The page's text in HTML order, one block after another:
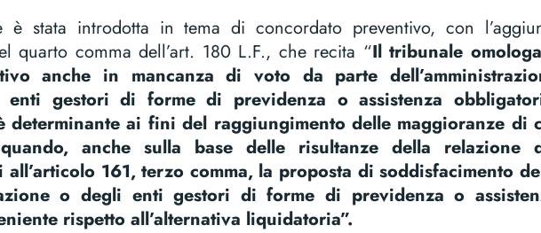
è stata introdotta in tema di concordato preventivo, con
quarto comma dell’art. 180 L.F., che recita “Il tribunale
anche in mancanza di voto da parte
gestori di forme di previdenza o assistenza
determinante ai fini del raggiungimento delle maggioranze di
anche sulla base delle risultanze della relazione
161, terzo comma, la proposta di soddisfacimento
o degli enti gestori di forme di previdenza o
rispetto all’alternativa liquidatoria”.